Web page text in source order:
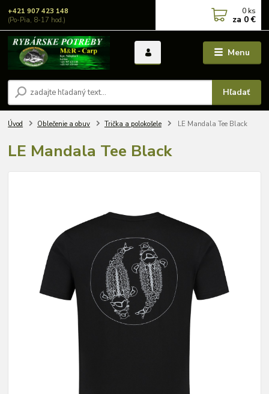
Menu
Hľadať
+421 907 423 148
(Po-Pia, 8-17 hod.)
0 ks
za 0 €
Úvod Oblečenie a obuv Trička a polokošele LE Mandala Tee Black
LE Mandala Tee Black